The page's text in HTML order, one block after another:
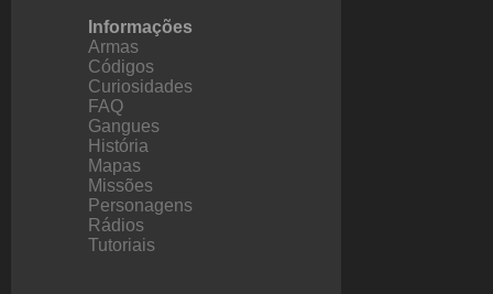
Informações
Armas
Códigos
Curiosidades
FAQ
Gangues
História
Mapas
Missões
Personagens
Rádios
Tutoriais